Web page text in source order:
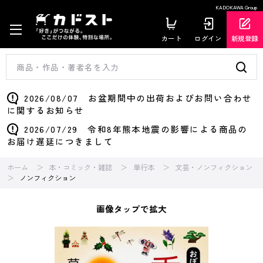
KADOKAWA Group
カート ログイン 新規登録
2026/08/07 お盆期間中の出荷およびお問い合わせ
に関するお知らせ
2026/07/29 令和8年熊本地震の影響による商品の
お届け遅延につきまして
ホーム 本・コミック・雑誌 単行本
文芸・ノンフィクション
ノンフィクション
画像タップで拡大